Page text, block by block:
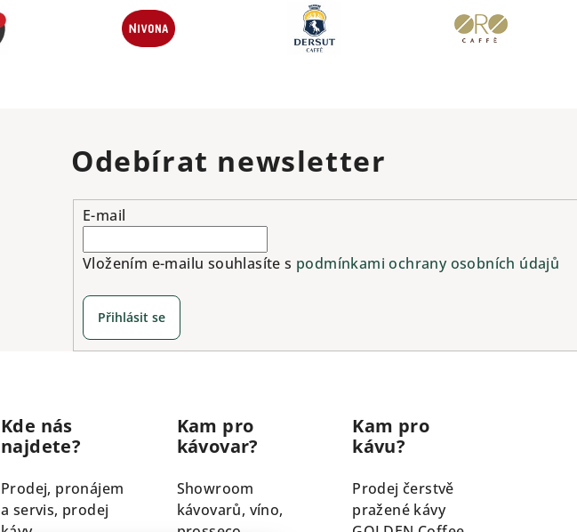
Odebírat newsletter
E-mail
Vložením e-mailu souhlasíte s podmínkami ochrany osobních údajů
Přihlásit se
Kde nás
najdete?
Prodej, pronájem
a servis, prodej
Kam pro
kávovar?
Showroom
kávovarů, víno,
Kam pro
kávu?
Prodej čerstvě
pražené kávy